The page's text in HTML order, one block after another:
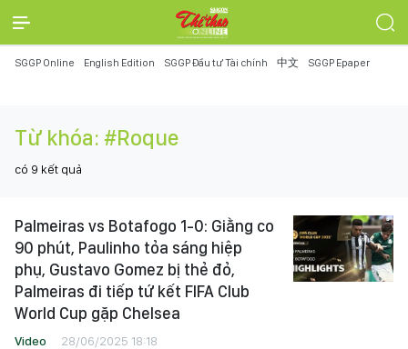
SGGP Online English Edition SGGP Đầu tư Tài chính 中文 SGGP Epaper
Từ khóa: #Roque
có 9 kết quả
Palmeiras vs Botafogo 1-0: Giằng co
90 phút, Paulinho tỏa sáng hiệp
phụ, Gustavo Gomez bị thẻ đỏ,
Palmeiras đi tiếp tứ kết FIFA Club
World Cup gặp Chelsea
Video 28/06/2025 18:18